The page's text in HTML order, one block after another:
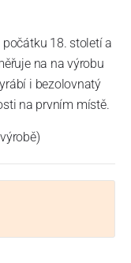
18. století a
na na výrobu
i bezolovnatý
na prvním místě.